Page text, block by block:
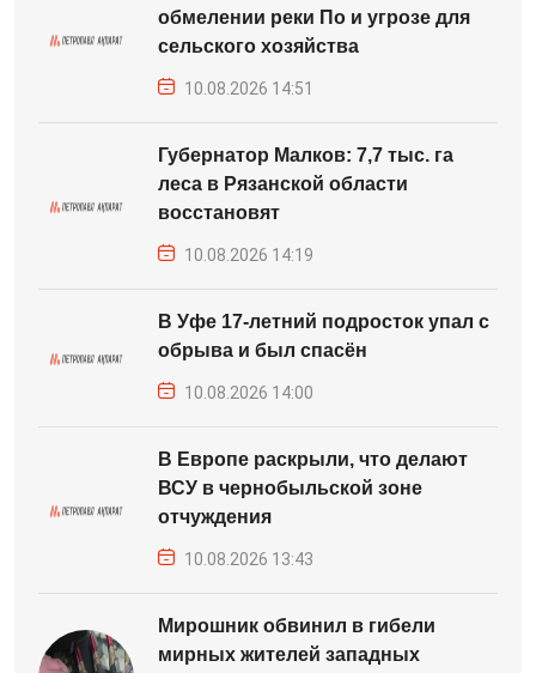
обмелении реки По и угрозе для
сельского хозяйства
10.08.2026 14:51
Губернатор Малков: 7,7 тыс. га
леса в Рязанской области
восстановят
10.08.2026 14:19
В Уфе 17-летний подросток упал с
обрыва и был спасён
10.08.2026 14:00
В Европе раскрыли, что делают
ВСУ в чернобыльской зоне
отчуждения
10.08.2026 13:43
Мирошник обвинил в гибели
мирных жителей западных